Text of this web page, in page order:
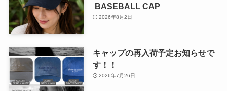
BASEBALL CAP
2026年8月2日
キャップの再入荷予定お知らせで
す！！
2026年7月26日